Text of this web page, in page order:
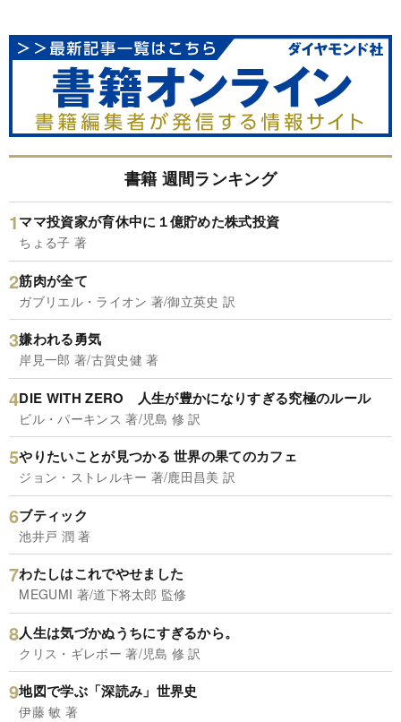
書籍 週間ランキング
ママ投資家が育休中に１億貯めた株式投資
ちょる子 著
筋肉が全て
ガブリエル・ライオン 著/御立英史 訳
嫌われる勇気
岸見一郎 著/古賀史健 著
DIE WITH ZERO 人生が豊かになりすぎる究極のルール
ビル・パーキンス 著/児島 修 訳
やりたいことが見つかる 世界の果てのカフェ
ジョン・ストレルキー 著/鹿田昌美 訳
ブティック
池井戸 潤 著
わたしはこれでやせました
MEGUMI 著/道下将太郎 監修
人生は気づかぬうちにすぎるから。
クリス・ギレボー 著/児島 修 訳
地図で学ぶ「深読み」世界史
伊藤 敏 著